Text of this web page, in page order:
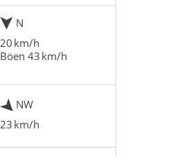
N
20 km/h
Böen 43 km/h
NW
23 km/h